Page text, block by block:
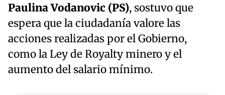
Paulina Vodanovic (PS), sostuvo que
espera que la ciudadanía valore las
acciones realizadas por el Gobierno,
como la Ley de Royalty minero y el
aumento del salario mínimo.